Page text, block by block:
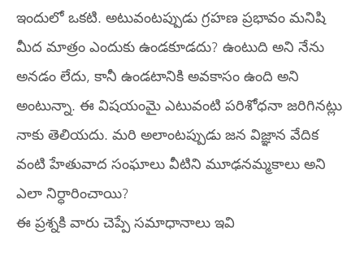
ఇందులో ఒకటి. అటువంటప్పుడు గ్రహణ ప్రభావం మనిషి
మీద మాత్రం ఎందుకు ఉండకూడదు? ఉంటుది అని నేను
అనడం లేదు, కానీ ఉండటానికి అవకాసం ఉంది అని
అంటున్నా. ఈ విషయంమై ఎటువంటి పరిశోధనా జరిగినట్లు
నాకు తెలియదు. మరి అలాంటప్పుడు జన విజ్ఞాన వేదిక
వంటి హేతువాద సంఘాలు వీటిని మూఢనమ్మకాలు అని
ఎలా నిర్ధారించాయి?
ఈ ప్రశ్నకి వారు చెప్పే సమాధానాలు ఇవి